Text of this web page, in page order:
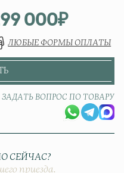
000₽
ЛЮБЫЕ ФОРМЫ ОПЛАТЫ
ЗАДАТЬ ВОПРОС ПО ТОВАРУ
СЕЙЧАС?
приезда.